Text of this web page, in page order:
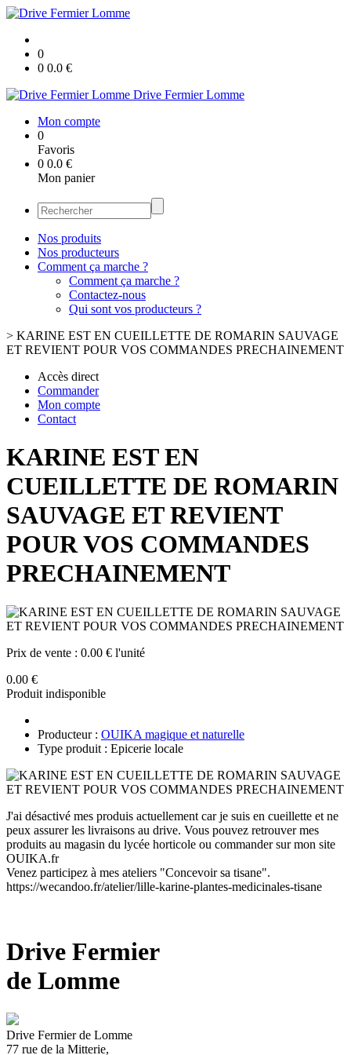
0
0 0.0 €
Drive Fermier Lomme
Mon compte
0
Favoris
0 0.0 €
Mon panier
Nos produits
Nos producteurs
Comment ça marche ?
Comment ça marche ?
Contactez-nous
Qui sont vos producteurs ?
> KARINE EST EN CUEILLETTE DE ROMARIN SAUVAGE
ET REVIENT POUR VOS COMMANDES PRECHAINEMENT
Accès direct
Commander
Mon compte
Contact
KARINE EST EN
CUEILLETTE DE ROMARIN
SAUVAGE ET REVIENT
POUR VOS COMMANDES
PRECHAINEMENT
Prix de vente : 0.00 € l'unité
0.00 €
Produit indisponible
Producteur : OUIKA magique et naturelle
Type produit : Epicerie locale
J'ai désactivé mes produis actuellement car je suis en cueillette et ne
peux assurer les livraisons au drive. Vous pouvez retrouver mes
produits au magasin du lycée horticole ou commander sur mon site
OUIKA.fr
Venez participez à mes ateliers "Concevoir sa tisane".
https://wecandoo.fr/atelier/lille-karine-plantes-medicinales-tisane
Drive Fermier
de Lomme
Drive Fermier de Lomme
77 rue de la Mitterie,